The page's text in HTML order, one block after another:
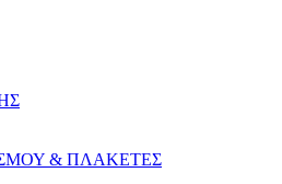
& ΠΛΑΚΕΤΕΣ